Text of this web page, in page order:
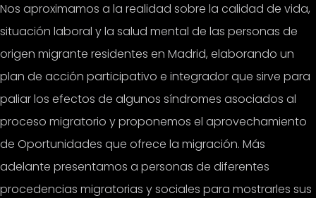
Nos aproximamos a la realidad sobre la calidad de vida,
situación laboral y la salud mental de las personas de
origen migrante residentes en Madrid, elaborando un
plan de acción participativo e integrador que sirve para
paliar los efectos de algunos síndromes asociados al
proceso migratorio y proponemos el aprovechamiento
de Oportunidades que ofrece la migración. Más
adelante presentamos a personas de diferentes
procedencias migratorias y sociales para mostrarles sus